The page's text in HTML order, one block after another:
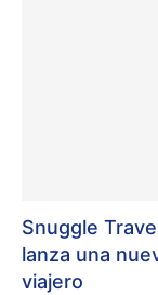
Snuggle
lanza una
viajero